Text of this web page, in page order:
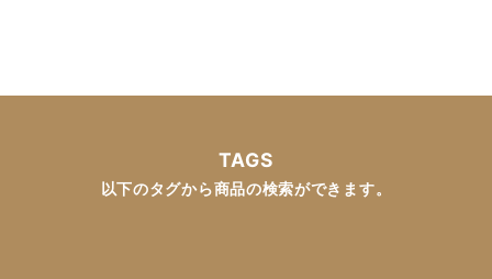
TAGS
以下のタグから商品の検索ができます。